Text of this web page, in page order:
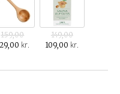
159,00
kr.
149,00
109,00 kr.